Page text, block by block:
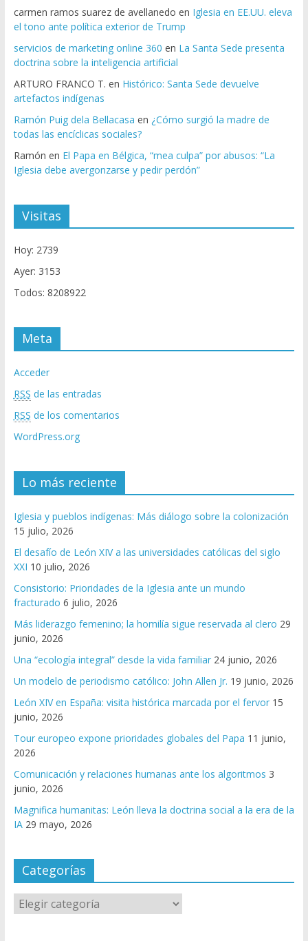
carmen ramos suarez de avellanedo en Iglesia en EE.UU. eleva
el tono ante política exterior de Trump
servicios de marketing online 360 en La Santa Sede presenta
doctrina sobre la inteligencia artificial
ARTURO FRANCO T. en Histórico: Santa Sede devuelve
artefactos indígenas
Ramón Puig dela Bellacasa en ¿Cómo surgió la madre de
todas las encíclicas sociales?
Ramón en El Papa en Bélgica, “mea culpa” por abusos: “La
Iglesia debe avergonzarse y pedir perdón”
Visitas
Hoy: 2739
Ayer: 3153
Todos: 8208922
Meta
Acceder
RSS de las entradas
RSS de los comentarios
WordPress.org
Lo más reciente
Iglesia y pueblos indígenas: Más diálogo sobre la colonización
15 julio, 2026
El desafío de León XIV a las universidades católicas del siglo
XXI 10 julio, 2026
Consistorio: Prioridades de la Iglesia ante un mundo
fracturado 6 julio, 2026
Más liderazgo femenino; la homilía sigue reservada al clero 29
junio, 2026
Una “ecología integral” desde la vida familiar 24 junio, 2026
Un modelo de periodismo católico: John Allen Jr. 19 junio, 2026
León XIV en España: visita histórica marcada por el fervor 15
junio, 2026
Tour europeo expone prioridades globales del Papa 11 junio,
2026
Comunicación y relaciones humanas ante los algoritmos 3
junio, 2026
Magnifica humanitas: León lleva la doctrina social a la era de la
IA 29 mayo, 2026
Categorías